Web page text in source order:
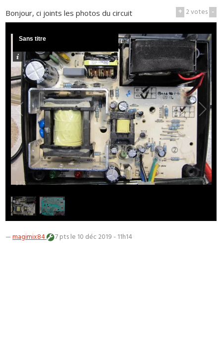
+ 2votes -
Bonjour, ci joints les photos du circuit
1 / 2
Sans titre
—magimix84 7 ptsle 10 déc 2019 - 11h14